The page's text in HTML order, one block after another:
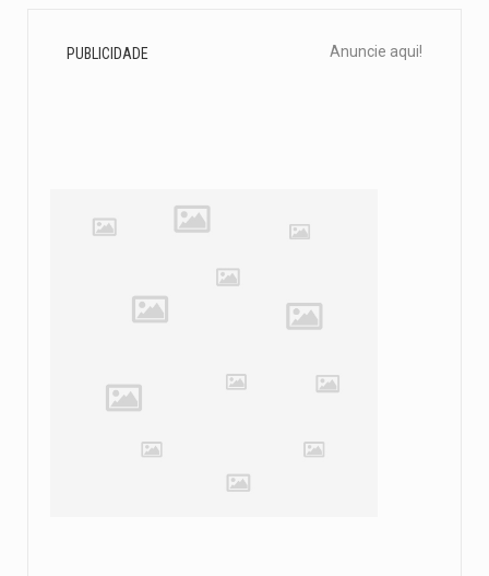
PUBLICIDADE Anuncie aqui!